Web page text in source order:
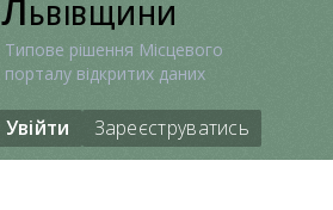
Львівщини
Типове рішення Місцевого
порталу відкритих даних
Увійти Зареєструватись